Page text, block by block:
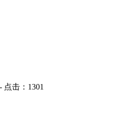
点击： 1301